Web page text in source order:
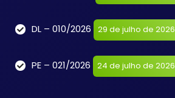
DL – 010/2026 29 de julho de 2026
PE – 021/2026 24 de julho de 2026